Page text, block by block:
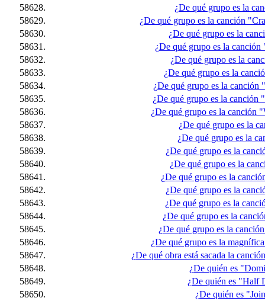
58628.
¿De qué grupo es la
58629.
¿De qué grupo es la canción
58630.
¿De qué grupo es la
58631.
¿De qué grupo es la
58632.
¿De qué grupo es la
58633.
¿De qué grupo es la
58634.
¿De qué grupo es la canción
58635.
¿De qué grupo es la canción
58636.
¿De qué grupo es la canción
58637.
¿De qué grupo es la
58638.
¿De qué grupo es la
58639.
¿De qué grupo es la
58640.
¿De qué grupo es la
58641.
¿De qué grupo es la
58642.
¿De qué grupo es la
58643.
¿De qué grupo es la
58644.
¿De qué grupo es la
58645.
¿De qué grupo es la
58646.
¿De qué grupo es la
58647.
¿De qué obra está sacada la
58648.
¿De quién es
58649.
¿De quién es "Half
58650.
¿De quién es